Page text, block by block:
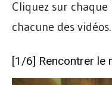
Cliquez sur
chacune des vidéos.
[1/6] Rencontrer le